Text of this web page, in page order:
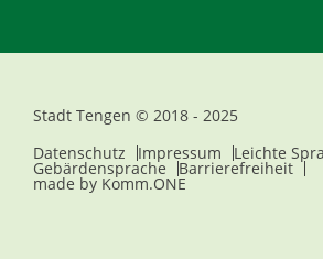
Stadt Tengen © 2018 - 2025
Datenschutz
Impressum Leichte
Gebärdensprache Barrierefreiheit
made by Komm.ONE